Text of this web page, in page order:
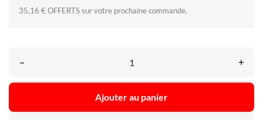
35,16 € OFFERTS sur votre prochaine commande.
– +
Ajouter au panier